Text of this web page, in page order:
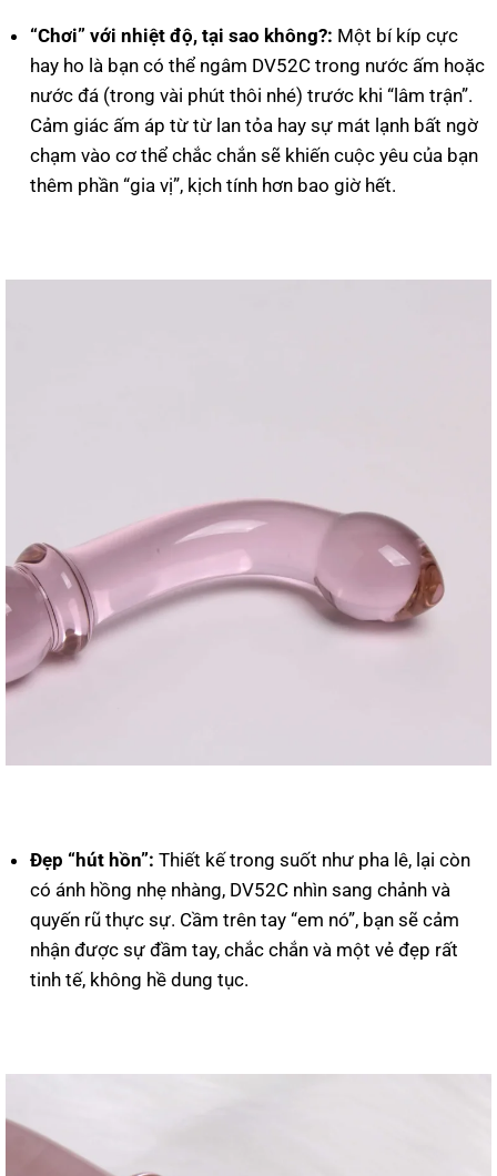
“Chơi” với nhiệt độ, tại sao không?: Một bí kíp cực
hay ho là bạn có thể ngâm DV52C trong nước ấm hoặc
nước đá (trong vài phút thôi nhé) trước khi “lâm trận”.
Cảm giác ấm áp từ từ lan tỏa hay sự mát lạnh bất ngờ
chạm vào cơ thể chắc chắn sẽ khiến cuộc yêu của bạn
thêm phần “gia vị”, kịch tính hơn bao giờ hết.
Đẹp “hút hồn”: Thiết kế trong suốt như pha lê, lại còn
có ánh hồng nhẹ nhàng, DV52C nhìn sang chảnh và
quyến rũ thực sự. Cầm trên tay “em nó”, bạn sẽ cảm
nhận được sự đầm tay, chắc chắn và một vẻ đẹp rất
tinh tế, không hề dung tục.